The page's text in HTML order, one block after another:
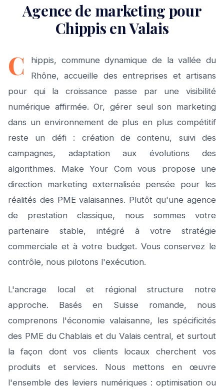
Agence de marketing pour
Chippis en Valais
C
hippis, commune dynamique de la vallée du
Rhône, accueille des entreprises et artisans
pour qui la croissance passe par une visibilité
numérique affirmée. Or, gérer seul son marketing
dans un environnement de plus en plus compétitif
reste un défi : création de contenu, suivi des
campagnes, adaptation aux évolutions des
algorithmes. Make Your Com vous propose une
direction marketing externalisée pensée pour les
réalités des PME valaisannes. Plutôt qu'une agence
de prestation classique, nous sommes votre
partenaire stable, intégré à votre stratégie
commerciale et à votre budget. Vous conservez le
contrôle, nous pilotons l'exécution.
L'ancrage local et régional structure notre
approche. Basés en Suisse romande, nous
comprenons l'économie valaisanne, les spécificités
des PME du Chablais et du Valais central, et surtout
la façon dont vos clients locaux cherchent vos
produits et services. Nous mettons en œuvre
l'ensemble des leviers numériques : optimisation ou